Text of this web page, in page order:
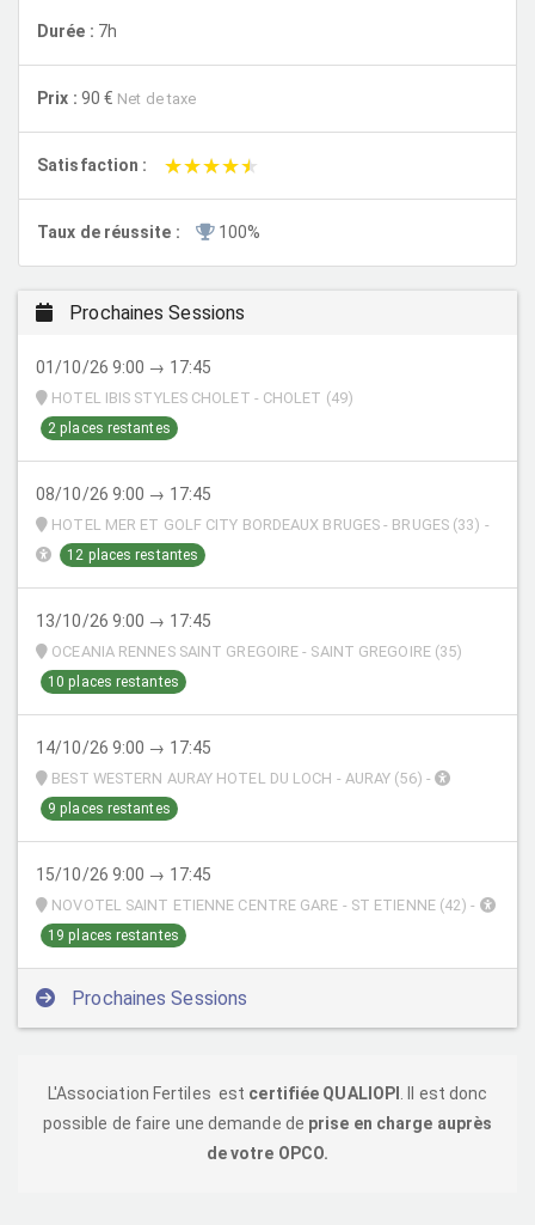
Durée : 7h
Prix : 90 € Net de taxe
Satisfaction : ★★★★★
★★★★★
Taux de réussite : 100%
Prochaines Sessions
01/10/26 9:00 → 17:45
HOTEL IBIS STYLES CHOLET - CHOLET (49)
2 places restantes
08/10/26 9:00 → 17:45
HOTEL MER ET GOLF CITY BORDEAUX BRUGES - BRUGES (33) -
12 places restantes
13/10/26 9:00 → 17:45
OCEANIA RENNES SAINT GREGOIRE - SAINT GREGOIRE (35)
10 places restantes
14/10/26 9:00 → 17:45
BEST WESTERN AURAY HOTEL DU LOCH - AURAY (56) -
9 places restantes
15/10/26 9:00 → 17:45
NOVOTEL SAINT ETIENNE CENTRE GARE - ST ETIENNE (42) -
19 places restantes
Prochaines Sessions
L'Association Fertiles est certifiée QUALIOPI . Il est donc
possible de faire une demande de prise en charge auprès
de votre OPCO.